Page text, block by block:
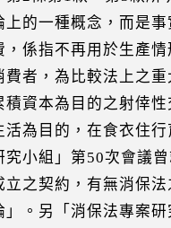
上的一種概念，而是
係指不再用於生產
費者，為比較法上之
積資本為目的之射倖
為目的，在食衣住
究小組」第50次會議
之契約，有無消保
」。另「消保法專案